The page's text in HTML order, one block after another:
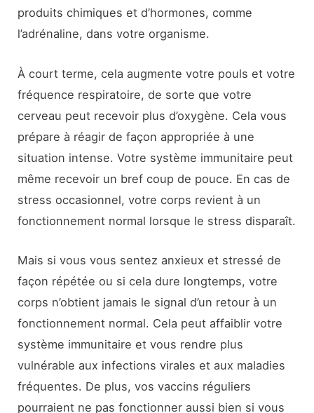
produits chimiques et d’hormones, comme
l’adrénaline, dans votre organisme.
À court terme, cela augmente votre pouls et votre
fréquence respiratoire, de sorte que votre
cerveau peut recevoir plus d’oxygène. Cela vous
prépare à réagir de façon appropriée à une
situation intense. Votre système immunitaire peut
même recevoir un bref coup de pouce. En cas de
stress occasionnel, votre corps revient à un
fonctionnement normal lorsque le stress disparaît.
Mais si vous vous sentez anxieux et stressé de
façon répétée ou si cela dure longtemps, votre
corps n’obtient jamais le signal d’un retour à un
fonctionnement normal. Cela peut affaiblir votre
système immunitaire et vous rendre plus
vulnérable aux infections virales et aux maladies
fréquentes. De plus, vos vaccins réguliers
pourraient ne pas fonctionner aussi bien si vous